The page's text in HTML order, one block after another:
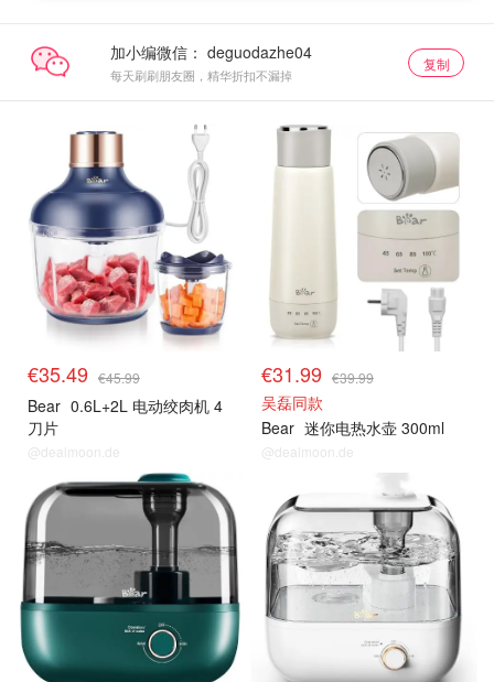
加小编微信：
每天刷刷朋友圈，精华折扣不漏掉
复制
€35.49 €45.99
Bear 0.6L+2L 电动绞肉机 4
刀片
@dealmoon.de
€31.99 €39.99
吴磊同款
Bear 迷你电热水壶 300ml
@dealmoon.de